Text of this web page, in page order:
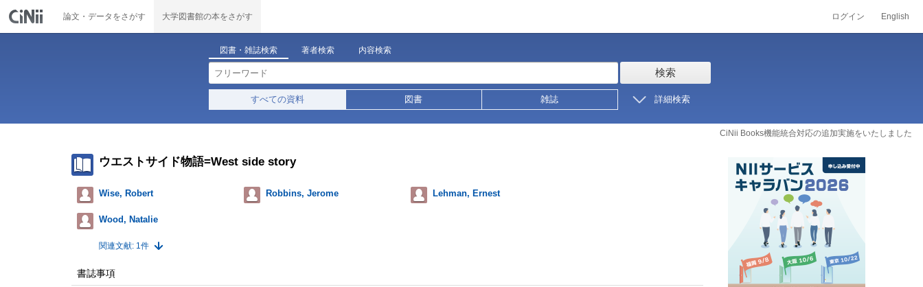
論文・データをさがす 大学図書館の本をさがす ログイン English
図書・雑誌検索 著者検索 内容検索
検索
すべての資料 図書 雑誌 詳細検索
CiNii Books機能統合対応の追加実施をいたしました
ウエストサイド物語=West side story
Wise, Robert Robbins, Jerome Lehman, Ernest
Wood, Natalie
関連文献: 1件
書誌事項